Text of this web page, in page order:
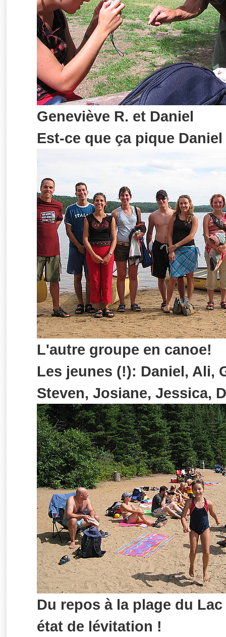
Geneviève R. et Daniel
Est-ce que ça pique Daniel
L'autre groupe en canoe!
Les jeunes (!): Daniel, Ali,
Steven, Josiane, Jessica,
Du repos à la plage du
état de lévitation !